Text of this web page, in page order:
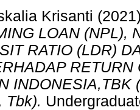
Krisanti
LOAN (NPL),
RATIO (LDR)
Tbk).